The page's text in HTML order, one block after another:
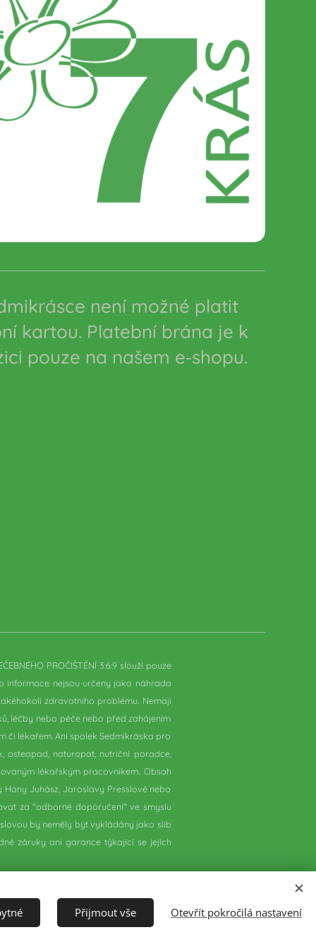
není možné platit
kartou. Platební brána je k
pouze na našem e‑shopu.
PROČIŠTĚNÍ 3:6:9 slouží pouze
informace nejsou určeny jako náhrada
zdravotního problému. Nemají
léčby nebo péče nebo před zahájením
lékařem. Ani spolek Sedmikráska pro
osteopad, naturopat, nutriční poradce,
lékařským pracovníkem.. Obsah
Juhász, Jaroslavy Presslové nebo
za "odborné doporučení" ve smyslu
by neměly být vykládány jako slib
záruky ani garance týkající se jejích
Přijmout vše Otevřít pokročilá nastavení